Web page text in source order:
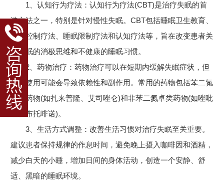
1、认知行为疗法：认知行为疗法(CBT)是治疗失眠的首
选方法之一，特别是针对慢性失眠。CBT包括睡眠卫生教育、
刺激控制疗法、睡眠限制疗法和认知疗法等，旨在改变患者关
于睡眠的消极思维和不健康的睡眠习惯。
2、药物治疗：药物治疗可以在短期内缓解失眠症状，但
长期使用可能会导致依赖性和副作用。常用的药物包括苯二氮
卓类药物(如扎来普隆、艾司唑仑)和非苯二氮卓类药物(如唑吡
坦、布托啡诺)。
3、生活方式调整：改善生活习惯对治疗失眠至关重要。
建议患者保持规律的作息时间，避免晚上摄入咖啡因和酒精，
减少白天的小睡，增加日间的身体活动，创造一个安静、舒
适、黑暗的睡眠环境。